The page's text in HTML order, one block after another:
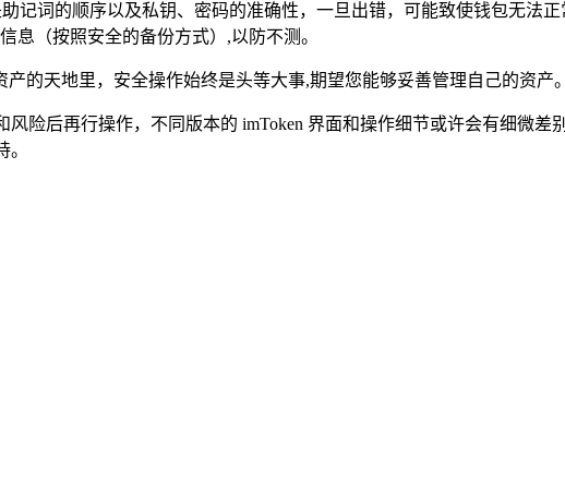
记词的顺序以及私钥、密码的准确性，一旦出错，可能致使钱包无法正
息（按照安全的备份方式）,以防不测。
的天地里，安全操作始终是头等大事,期望您能够妥善管理自己的资产。
险后再行操作，不同版本的 imToken 界面和操作细节或许会有细微差